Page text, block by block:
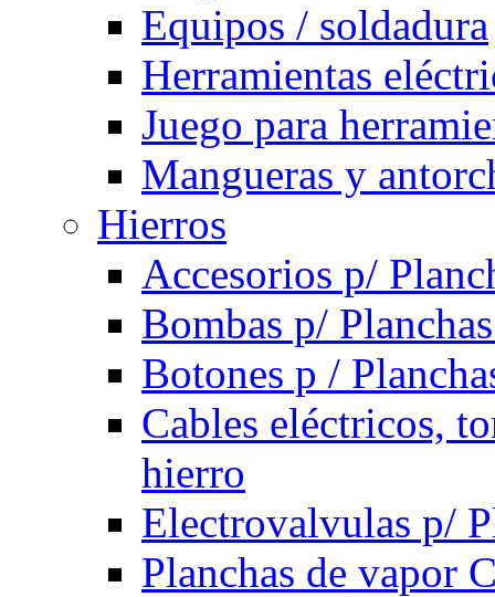
Equipos / soldadura
Herramientas
Juego para
Mangueras y
Hierros
Accesorios p/
Bombas p/
Botones p /
Cables eléctricos,
hierro
Electrovalvulas p/
Planchas de vapor